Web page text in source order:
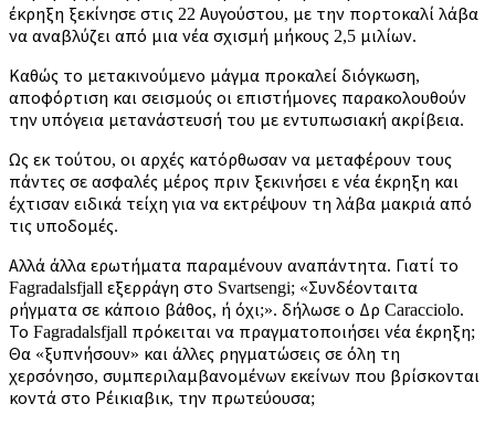
έκρηξη ξεκίνησε στις 22 Αυγούστου, με την πορτοκαλί λάβα
να αναβλύζει από μια νέα σχισμή μήκους 2,5 μιλίων.
Καθώς το μετακινούμενο μάγμα προκαλεί διόγκωση,
αποφόρτιση και σεισμούς οι επιστήμονες παρακολουθούν
την υπόγεια μετανάστευσή του με εντυπωσιακή ακρίβεια.
Ως εκ τούτου, οι αρχές κατόρθωσαν να μεταφέρουν τους
πάντες σε ασφαλές μέρος πριν ξεκινήσει ε νέα έκρηξη και
έχτισαν ειδικά τείχη για να εκτρέψουν τη λάβα μακριά από
τις υποδομές.
Αλλά άλλα ερωτήματα παραμένουν αναπάντητα. Γιατί το
Fagradalsfjall εξερράγη στο Svartsengi; «Συνδέονταιτα
ρήγματα σε κάποιο βάθος, ή όχι;». δήλωσε ο Δρ Caracciolo.
Το Fagradalsfjall πρόκειται να πραγματοποιήσει νέα έκρηξη;
Θα «ξυπνήσουν» και άλλες ρηγματώσεις σε όλη τη
χερσόνησο, συμπεριλαμβανομένων εκείνων που βρίσκονται
κοντά στο Ρέικιαβικ, την πρωτεύουσα;